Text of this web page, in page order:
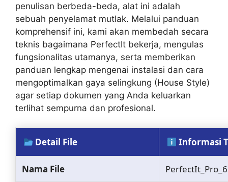
penulisan berbeda-beda, alat ini adalah
sebuah penyelamat mutlak. Melalui panduan
komprehensif ini, kami akan membedah secara
teknis bagaimana PerfectIt bekerja, mengulas
fungsionalitas utamanya, serta memberikan
panduan lengkap mengenai instalasi dan cara
mengoptimalkan gaya selingkung (House Style)
agar setiap dokumen yang Anda keluarkan
terlihat sempurna dan profesional.
Detail File Informasi
Nama File